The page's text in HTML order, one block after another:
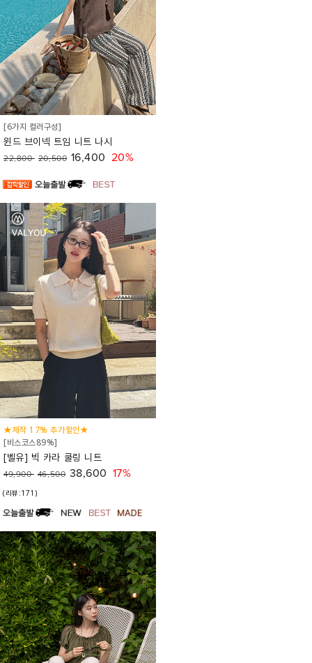
[6가지 컬러구성]
윈드 브이넥 트임 니트 나시
22,800 20,500 16,400 20%
★제작 17% 추가할인★
[비스코스89%]
[벨유] 빅 카라 쿨링 니트
49,900 46,500 38,600 17%
(리뷰:171)